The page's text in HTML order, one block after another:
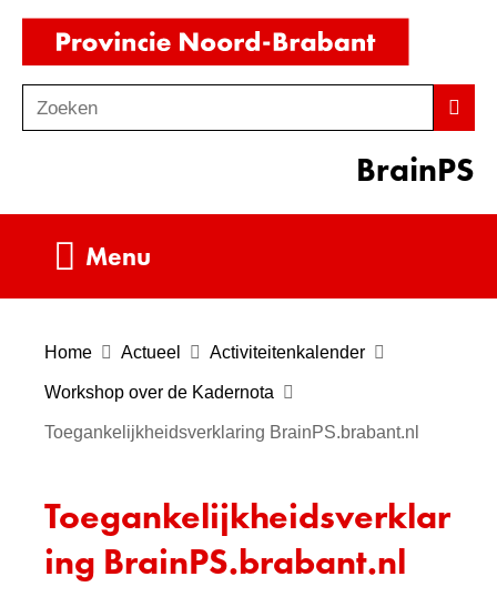
Ga
de
inhoud
o
Zoeken
BrainPS
Menu
Home Actueel Activiteitenkalender
Workshop over de Kadernota
Toegankelijkheidsverklaring BrainPS.brabant.nl
Toegankelijkheidsverklar
ing BrainPS.brabant.nl